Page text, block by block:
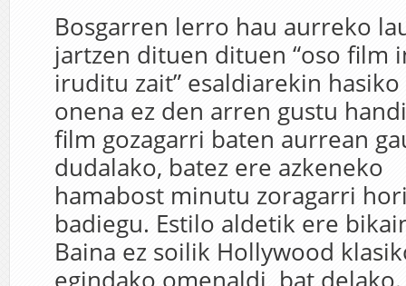
Bosgarren lerro hau aurreko
jartzen dituen dituen “oso film
iruditu zait” esaldiarekin
onena ez den arren gustu
film gozagarri baten aurrean
dudalako, batez ere azkeneko
hamabost minutu zoragarri
badiegu. Estilo aldetik ere
Baina ez soilik Hollywood